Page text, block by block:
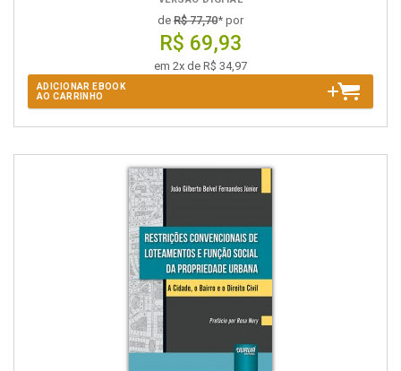
de R$ 77,70* por
R$ 69,93
em 2x de R$ 34,97
ADICIONAR EBOOK
AO CARRINHO